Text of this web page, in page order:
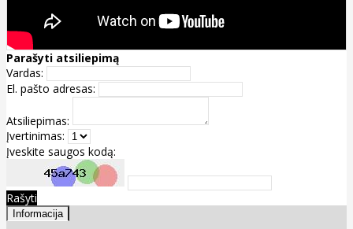
Parašyti atsiliepimą
Vardas:
El. pašto adresas:
Atsiliepimas:
Įvertinimas:
Įveskite saugos kodą:
Rašyti
Informacija